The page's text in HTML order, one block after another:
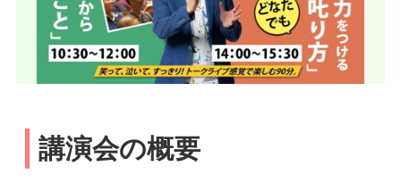
講演会の概要